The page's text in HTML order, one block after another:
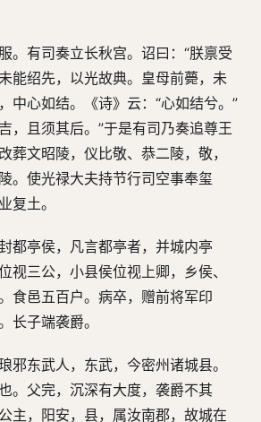
。有司奏立长秋宫。诏曰：“朕禀受
能绍先，以光故典。皇母前薨，未
中心如结。《诗》云：“心如结兮。”
，且须其后。”于是有司乃奏追尊王
葬文昭陵，仪比敬、恭二陵，敬，
。使光禄大夫持节行司空事奉玺
复土。
都亭侯，凡言都亭者，并城内亭
视三公，小县侯位视上卿，乡侯、
食邑五百户。病卒，赠前将军印
长子端袭爵。
邪东武人，东武，今密州诸城县。
。父完，沉深有大度，袭爵不其
主，阳安，县，属汝南郡，故城在